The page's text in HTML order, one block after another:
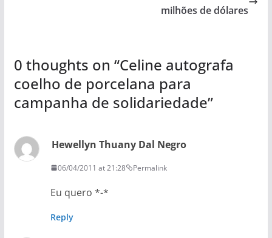
milhões de dólares
0 thoughts on “Celine autografa
coelho de porcelana para
campanha de solidariedade”
Hewellyn Thuany Dal Negro
06/04/2011 at 21:28 Permalink
Eu quero *-*
Reply